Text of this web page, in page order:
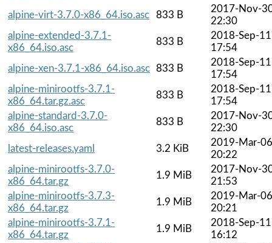
alpine-virt-3.7.0-x86_64.iso.asc
833 B
2017-Nov-
22:30
alpine-extended-3.7.1-
x86_64.iso.asc
833 B
2018-Sep-11
17:54
alpine-xen-3.7.1-x86_64.iso.asc 833 B
2018-Sep-11
17:54
alpine-minirootfs-3.7.1-
x86_64.tar.gz.asc
833 B
2018-Sep-11
17:54
alpine-standard-3.7.0-
x86_64.iso.asc
833 B
2017-Nov-
22:30
latest-releases.yaml
3.2 KiB
2019-Mar-06
20:22
alpine-minirootfs-3.7.0-
x86_64.tar.gz
1.9 MiB
2017-Nov-
21:53
alpine-minirootfs-3.7.3-
x86_64.tar.gz
1.9 MiB
2019-Mar-06
20:21
alpine-minirootfs-3.7.1-
x86_64.tar.gz
1.9 MiB
2018-Sep-11
16:12